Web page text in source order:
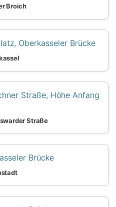
Broich
Oberkasseler Brücke
Straße, Höhe Anfang
Straße
Brücke